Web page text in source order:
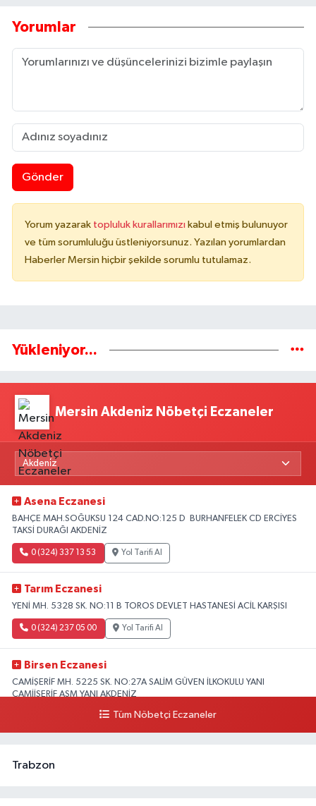
Yorumlar
Gönder
Yorum yazarak topluluk kurallarımızı kabul etmiş bulunuyor
ve tüm sorumluluğu üstleniyorsunuz. Yazılan yorumlardan
Haberler Mersin hiçbir şekilde sorumlu tutulamaz.
Yükleniyor...
Mersin Akdeniz Nöbetçi Eczaneler
Asena Eczanesi
BAHÇE MAH.SOĞUKSU 124 CAD.NO:125 D BURHANFELEK CD ERCİYES
TAKSİ DURAĞI AKDENİZ
0 (324) 337 13 53 Yol Tarifi Al
Tarım Eczanesi
YENİ MH. 5328 SK. NO:11 B TOROS DEVLET HASTANESİ ACİL KARŞISI
0 (324) 237 05 00 Yol Tarifi Al
Birsen Eczanesi
CAMİŞERİF MH. 5225 SK. NO:27A SALİM GÜVEN İLKOKULU YANI
CAMİİŞERİF ASM YANI AKDENİZ
Yol Tarifi Al
Tüm Nöbetçi Eczaneler
Trabzon